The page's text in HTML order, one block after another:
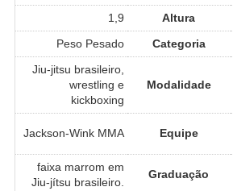
1,9
Altura
Peso Pesado
Categoria
Jiu-jitsu brasileiro,
wrestling e
kickboxing
Modalidade
Jackson-Wink MMA Equipe
faixa marrom em
Jiu-jítsu brasileiro.
Graduação